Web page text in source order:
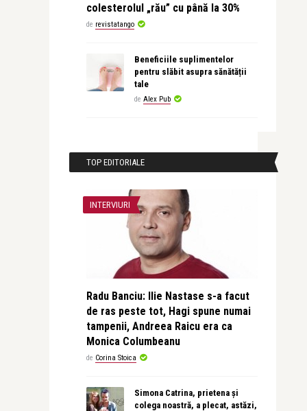
colesterolul „rău” cu până la 30%
de revistatango
Beneficiile suplimentelor
pentru slăbit asupra sănătății
tale
de Alex Pub
TOP EDITORIALE
INTERVIURI
Radu Banciu: Ilie Nastase s-a facut
de ras peste tot, Hagi spune numai
tampenii, Andreea Raicu era ca
Monica Columbeanu
de Corina Stoica
Simona Catrina, prietena și
colega noastră, a plecat, astăzi,